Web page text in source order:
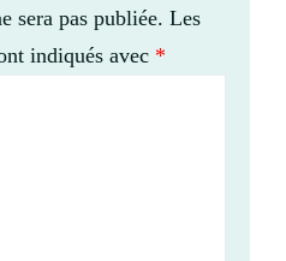
sera pas publiée. Les
indiqués avec *